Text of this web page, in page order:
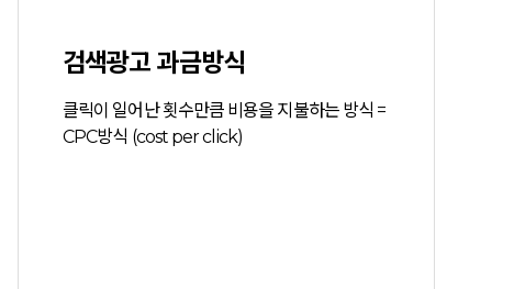
검색광고 과금방식
클릭이 일어난 횟수만큼 비용을 지불하는 방식 =
CPC방식 (cost per click)